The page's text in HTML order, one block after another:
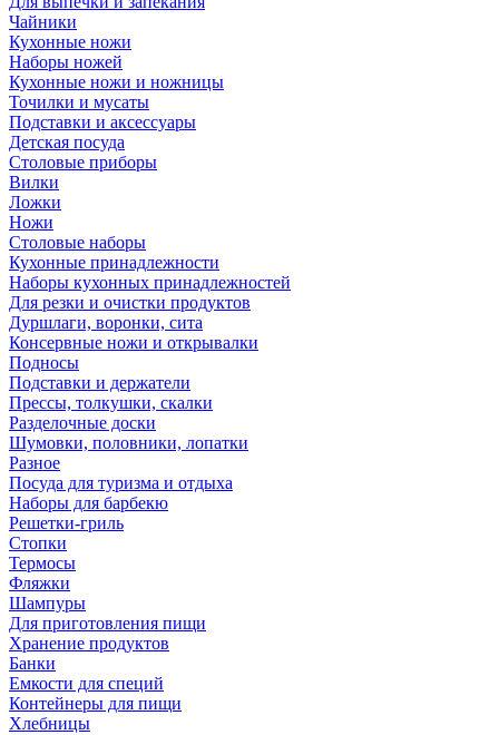
Чайники
Кухонные ножи
Наборы ножей
Кухонные ножи и ножницы
Точилки и мусаты
Подставки и аксессуары
Детская посуда
Столовые приборы
Вилки
Ложки
Ножи
Столовые наборы
Кухонные принадлежности
Наборы кухонных принадлежностей
Для резки и очистки продуктов
Дуршлаги, воронки, сита
Консервные ножи и открывалки
Подносы
Подставки и держатели
Прессы, толкушки, скалки
Разделочные доски
Шумовки, половники, лопатки
Разное
Посуда для туризма и отдыха
Наборы для барбекю
Решетки-гриль
Стопки
Термосы
Фляжки
Шампуры
Для приготовления пищи
Хранение продуктов
Банки
Емкости для специй
Контейнеры для пищи
Хлебницы